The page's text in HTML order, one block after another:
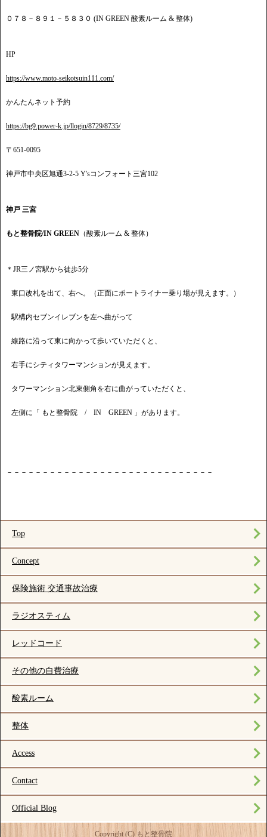
０７８－８９１－５８３０ (IN GREEN 酸素ルーム & 整体)
HP
https://www.moto-seikotsuin111.com/
かんたんネット予約
https://bg9.power-k.jp/llogin/8729/8735/
〒651-0095
神戸市中央区旭通3-2-5 Y'sコンフォート三宮102
神戸 三宮
もと整骨院/IN GREEN （酸素ルーム & 整体）
＊JR三ノ宮駅から徒歩5分
東口改札を出て、右へ。（正面にポートライナー乗り場が見えます。）
駅構内セブンイレブンを左へ曲がって
線路に沿って東に向かって歩いていただくと、
右手にシティタワーマンションが見えます。
タワーマンション北東側角を右に曲がっていただくと、
左側に「 もと整骨院 / IN GREEN 」があります。
－－－－－－－－－－－－－－－－－－－－－－－－－－－－－
Top
Concept
保険施術 交通事故治療
ラジオスティム
レッドコード
その他の自費治療
酸素ルーム
整体
Access
Contact
Official Blog
Copyright (C) もと整骨院